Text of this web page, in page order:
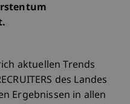
aktuellen Trends
des Landes
Ergebnissen in allen